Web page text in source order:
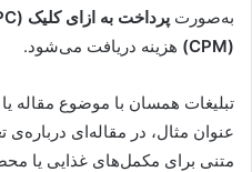
به‌صورت پرداخت به ازای کلیک (CPC)
(CPM)
هزینه دریافت می‌شود.
تبلیغات همسان با موضوع مقاله
عنوان مثال، در مقاله‌ای
متنی برای مکمل‌های غذایی یا